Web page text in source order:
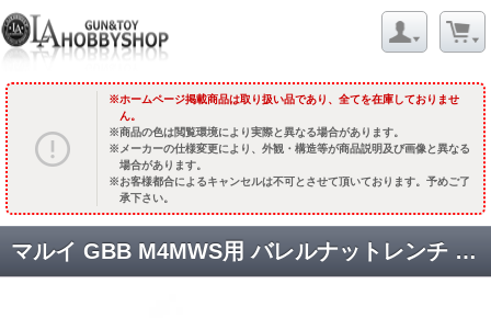
ホームページ掲載商品は取り扱い品であり、全てを在庫しておりませ
ん。
商品の色は閲覧環境により実際と異なる場合があります。
メーカーの仕様変更により、外観・構造等が商品説明及び画像と異なる
場合があります。
お客様都合によるキャンセルは不可とさせて頂いております。予めご了
承下さい。
マルイ GBB M4MWS用 バレルナットレンチ [TOOL-11] [取寄]